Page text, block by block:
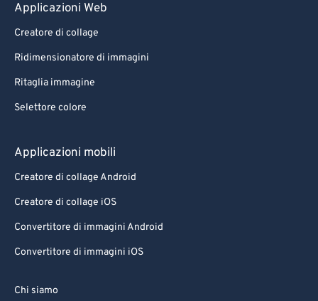
Applicazioni Web
Creatore di collage
Ridimensionatore di immagini
Ritaglia immagine
Selettore colore
Applicazioni mobili
Creatore di collage Android
Creatore di collage iOS
Convertitore di immagini Android
Convertitore di immagini iOS
Chi siamo